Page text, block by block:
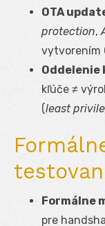
OTA
protection,
vytvorením
Oddelenie
kľúče ≠
(least
Formálne
pre